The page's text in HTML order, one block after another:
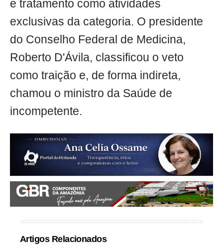
e tratamento como atividades
exclusivas da categoria. O presidente
do Conselho Federal de Medicina,
Roberto D'Ávila, classificou o veto
como traição e, de forma indireta,
chamou o ministro da Saúde de
incompetente.
Artigos Relacionados